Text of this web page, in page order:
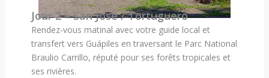
Jour 2 – San Jose / Tortuguero
Rendez-vous matinal avec votre guide local et
transfert vers Guápiles en traversant le Parc National
Braulio Carrillo, réputé pour ses forêts tropicales et
ses rivières.